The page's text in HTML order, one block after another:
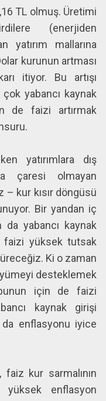
TL olmuş. Üretimi
(enerjiden
yatırım mallarına
kurunun artması
itiyor. Bu artışı
yabancı kaynak
de faizi artırmak
yatırımlara dış
çaresi olmayan
– kur kısır döngüsü
Bir yandan iç
da yabancı kaynak
faizi yüksek tutsak
Ki o zaman
desteklemek
için de faizi
kaynak girişi
enflasyonu iyice
kur sarmalının
enflasyon